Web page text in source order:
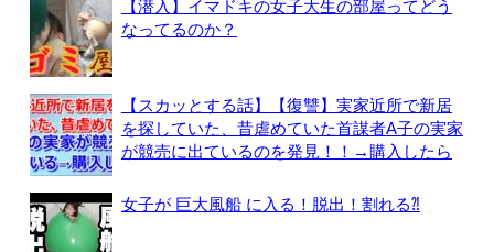
【潜入】イマドキの女子大生の部屋ってどう
なってるのか？
【スカッとする話】【復讐】実家近所で新居
を探していた、昔虐めていた首謀者A子の実家
が競売に出ているのを発見！！→購入したら
女子が 巨大風船 に入る！脱出！割れる⁈